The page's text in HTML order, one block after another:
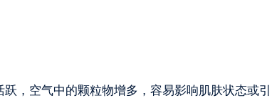
，空气中的颗粒物增多，容易影响肌肤状态或引